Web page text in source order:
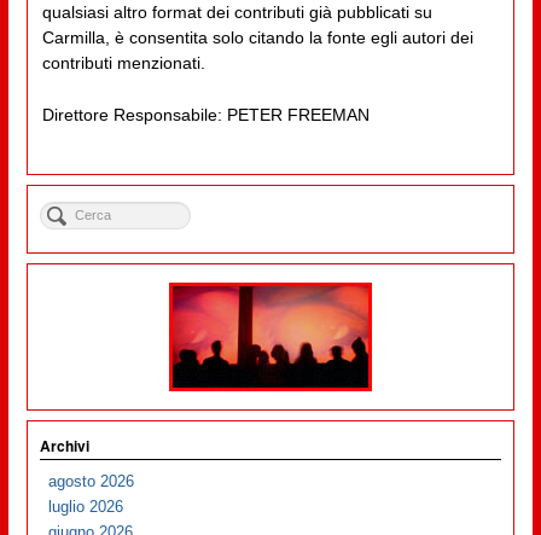
qualsiasi altro format dei contributi già pubblicati su
Carmilla, è consentita solo citando la fonte egli autori dei
contributi menzionati.
Direttore Responsabile: PETER FREEMAN
Archivi
agosto 2026
luglio 2026